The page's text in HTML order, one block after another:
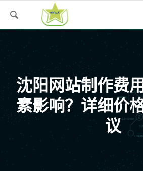
沈阳网站制作费
素影响？详细价
议